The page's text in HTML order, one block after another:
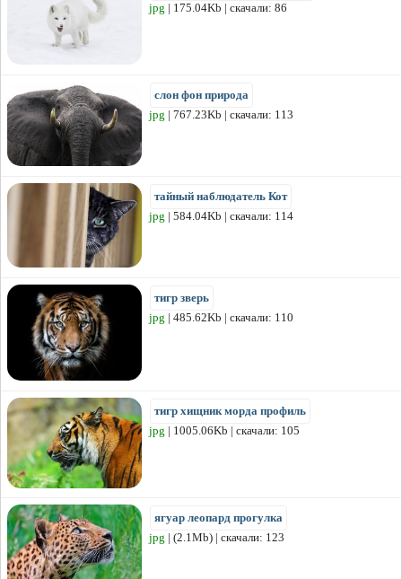
jpg | 175.04Kb | скачали: 86
слон фон природа
jpg | 767.23Kb | скачали: 113
тайный наблюдатель Кот
jpg | 584.04Kb | скачали: 114
тигр зверь
jpg | 485.62Kb | скачали: 110
тигр хищник морда профиль
jpg | 1005.06Kb | скачали: 105
ягуар леопард прогулка
jpg | (2.1Mb) | скачали: 123